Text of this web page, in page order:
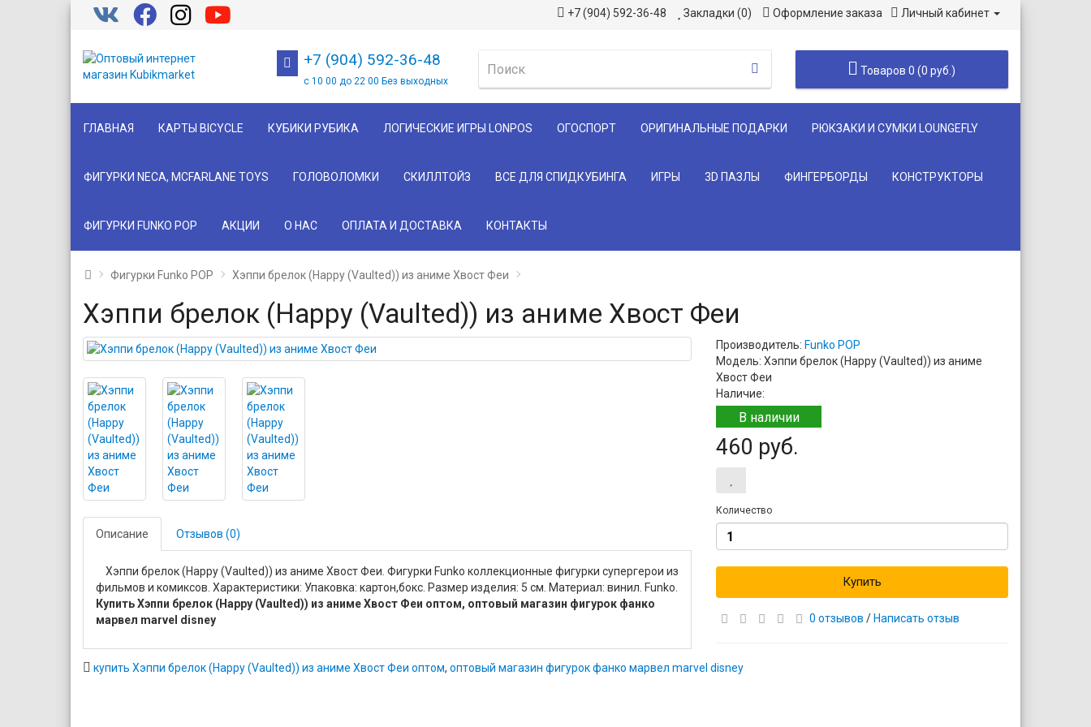
+7 (904) 592-36-48 Закладки (0) Оформление заказа Личный кабинет
+7 (904) 592-36-48
с 10 00 до 22 00 Без выходных
Товаров 0 (0 руб.)
ГЛАВНАЯ КАРТЫ BICYCLE КУБИКИ РУБИКА ЛОГИЧЕСКИЕ ИГРЫ LONPOS ОГОСПОРТ ОРИГИНАЛЬНЫЕ ПОДАРКИ РЮКЗАКИ И СУМКИ LOUNGEFLY
ФИГУРКИ NECA, MCFARLANE TOYS ГОЛОВОЛОМКИ СКИЛЛТОЙЗ ВСЕ ДЛЯ СПИДКУБИНГА ИГРЫ 3D ПАЗЛЫ ФИНГЕРБОРДЫ КОНСТРУКТОРЫ
ФИГУРКИ FUNKO POP АКЦИИ О НАС ОПЛАТА И ДОСТАВКА КОНТАКТЫ
Фигурки Funko POP Хэппи брелок (Happy (Vaulted)) из аниме Хвост Феи
Хэппи брелок (Happy (Vaulted)) из аниме Хвост Феи
Описание Отзывов (0)
Хэппи брелок (Happy (Vaulted)) из аниме Хвост Феи. Фигурки Funko коллекционные фигурки супергерои из
фильмов и комиксов. Характеристики: Упаковка: картон,бокс. Размер изделия: 5 см. Материал: винил. Funko.
Купить Хэппи брелок (Happy (Vaulted)) из аниме Хвост Феи оптом, оптовый магазин фигурок фанко
марвел marvel disney
Производитель: Funko POP
Модель: Хэппи брелок (Happy (Vaulted)) из аниме
Хвост Феи
Наличие:
В наличии
460 руб.
Количество
Купить
0 отзывов / Написать отзыв
купить Хэппи брелок (Happy (Vaulted)) из аниме Хвост Феи оптом, оптовый магазин фигурок фанко марвел marvel disney